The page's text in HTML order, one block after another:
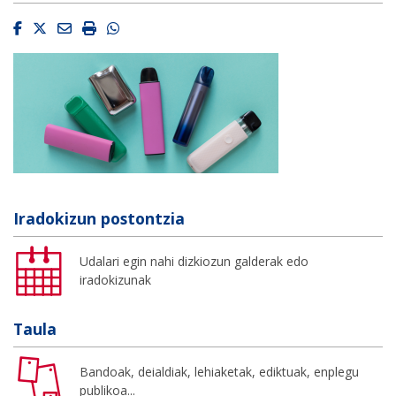
Facebook
Twitter
EmailImprimirWhatsapp
Iradokizun postontzia
Udalari egin nahi dizkiozun galderak edo
iradokizunak
Taula
Bandoak, deialdiak, lehiaketak, ediktuak, enplegu
publikoa...